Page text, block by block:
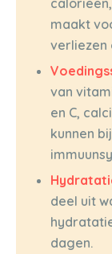
maakt
verliezen
van
en C,
kunnen
deel uit
dagen.